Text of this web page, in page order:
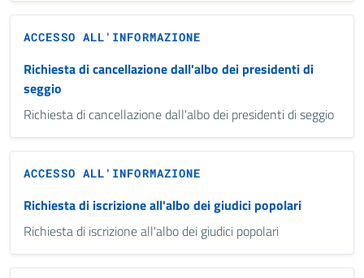
ACCESSO ALL'INFORMAZIONE
Richiesta di cancellazione dall'albo dei presidenti di
seggio
Richiesta di cancellazione dall'albo dei presidenti di seggio
ACCESSO ALL'INFORMAZIONE
Richiesta di iscrizione all'albo dei giudici popolari
Richiesta di iscrizione all'albo dei giudici popolari